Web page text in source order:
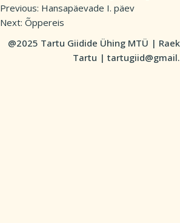
Post
navigation
Previous: Hansapäevade I. päev
Next: Õppereis
@2025 Tartu Giidide Ühing MTÜ |
Tartu |